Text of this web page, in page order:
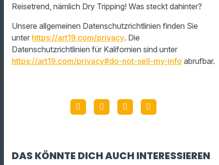
00:00 01:39
Reisetrend, nämlich Dry Tripping! Was steckt dahinter?
Unsere allgemeinen Datenschutzrichtlinien finden Sie
unter https://art19.com/privacy. Die
Datenschutzrichtlinien für Kalifornien sind unter
https://art19.com/privacy#do-not-sell-my-info abrufbar.
DAS KÖNNTE DICH AUCH INTERESSIEREN